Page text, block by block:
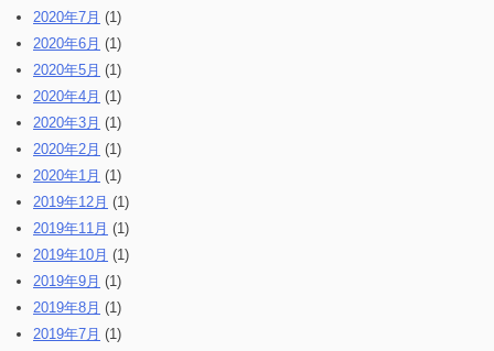
2020年7月 (1)
2020年6月 (1)
2020年5月 (1)
2020年4月 (1)
2020年3月 (1)
2020年2月 (1)
2020年1月 (1)
2019年12月 (1)
2019年11月 (1)
2019年10月 (1)
2019年9月 (1)
2019年8月 (1)
2019年7月 (1)